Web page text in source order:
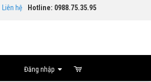
Liên hệ Hotline: 0988.75.35.95
Đăng nhập